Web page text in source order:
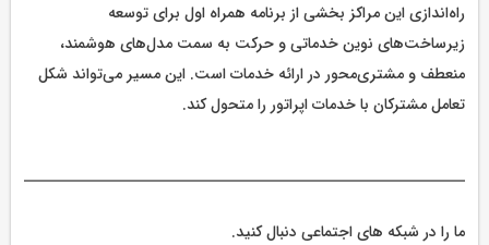
راه‌اندازی این مراکز بخشی از برنامه همراه اول برای توسعه
زیرساخت‌های نوین خدماتی و حرکت به سمت مدل‌های هوشمند،
منعطف و مشتری‌محور در ارائه خدمات است. این مسیر می‌تواند شکل
تعامل مشترکان با خدمات اپراتور را متحول کند.
ما را در شبکه های اجتماعی دنبال کنید.